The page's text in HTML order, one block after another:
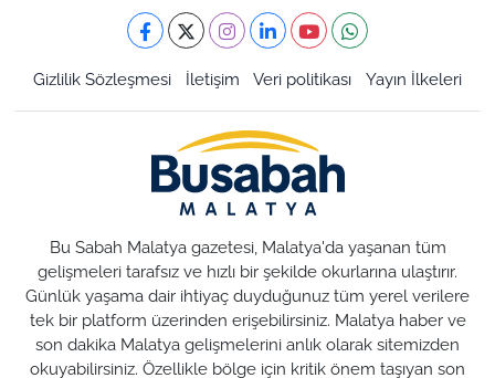
Gizlilik Sözleşmesi İletişim Veri politikası Yayın İlkeleri
Bu Sabah Malatya gazetesi, Malatya'da yaşanan tüm
gelişmeleri tarafsız ve hızlı bir şekilde okurlarına ulaştırır.
Günlük yaşama dair ihtiyaç duyduğunuz tüm yerel verilere
tek bir platform üzerinden erişebilirsiniz. Malatya haber ve
son dakika Malatya gelişmelerini anlık olarak sitemizden
okuyabilirsiniz. Özellikle bölge için kritik önem taşıyan son